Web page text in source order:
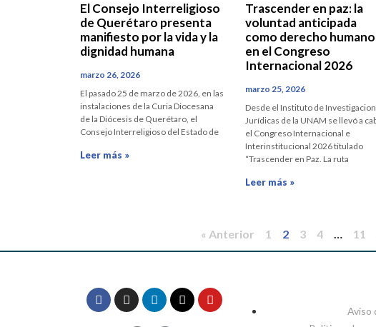
El Consejo Interreligioso
de Querétaro presenta
manifiesto por la vida y la
dignidad humana
marzo 26, 2026
El pasado 25 de marzo de 2026, en las
instalaciones de la Curia Diocesana
de la Diócesis de Querétaro, el
Consejo Interreligioso del Estado de
Leer más »
Trascender en paz: la
voluntad anticipada
como derecho humano
en el Congreso
Internacional 2026
marzo 25, 2026
Desde el Instituto de
Jurídicas de la UNAM se llevó a
el Congreso Internacional e
Interinstitucional 2026 titulado
“Trascender en Paz. La ruta
Leer más »
« Anterior 1 2 3 4 … 11
Aviso